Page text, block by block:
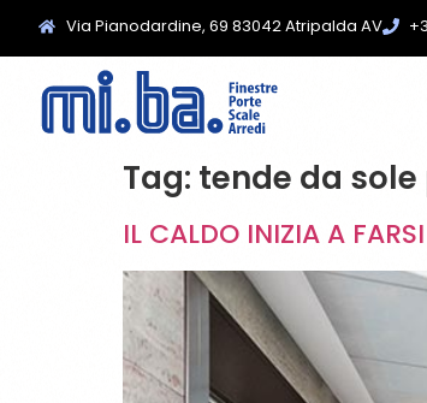
Via Pianodardine, 69 83042 Atripalda AV
Tag: tende da sole
IL CALDO INIZIA A